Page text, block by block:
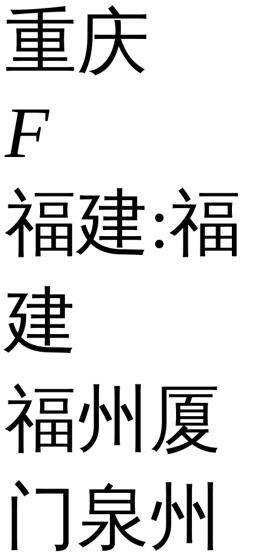
重庆
F
福建:福
建
福州 厦
门泉州